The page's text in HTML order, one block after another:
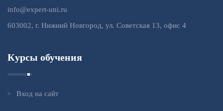
info@expert-uni.ru
603002, г. Нижний Новгород, ул. Советская 13, офис 4
Курсы обучения
Вход на сайт